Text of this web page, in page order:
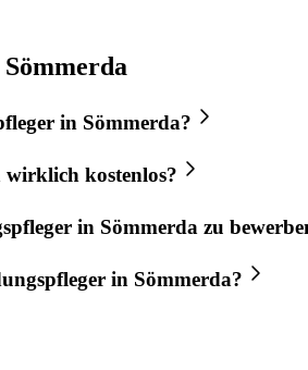
in Sömmerda?
wirklich kostenlos?
in Sömmerda zu
in Sömmerda?